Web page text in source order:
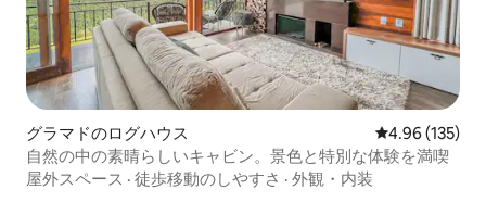
グラマドのログハウス レビュー135
4.96 (135)
自然の中の素晴らしいキャビン。景色と特別な体験を満喫
屋外スペース · 徒歩移動のしやすさ · 外観・内装